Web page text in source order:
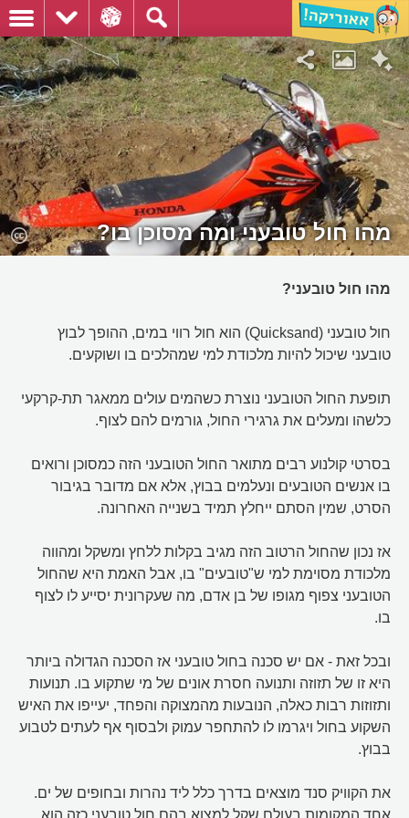
מהו חול טובעני ומה מסוכן בו?
מהו חול טובעני?
חול טובעני (Quicksand) הוא חול רווי במים, ההופך לבוץ
טובעני שיכול להיות מלכודת למי שמהלכים בו ושוקעים.
תופעת החול הטובעני נוצרת כשהמים עולים ממאגר תת-קרקעי
כלשהו ומעלים את גרגירי החול, גורמים להם לצוף.
בסרטי קולנוע רבים מתואר החול הטובעני הזה כמסוכן ורואים
בו אנשים הטובעים ונעלמים בבוץ, אלא אם מדובר בגיבור
הסרט, שמין הסתם ייחלץ תמיד בשנייה האחרונה.
אז נכון שהחול הרטוב הזה מגיב בקלות ללחץ ומשקל ומהווה
מלכודת מסוימת למי ש"טובעים" בו, אבל האמת היא שהחול
הטובעני צפוף מגופו של בן אדם, מה שעקרונית יסייע לו לצוף
בו.
ובכל זאת - אם יש סכנה בחול טובעני אז הסכנה הגדולה ביותר
היא זו של תזוזה ותנועה חסרת אונים של מי שתקוע בו. תנועות
ותזוזות רבות כאלה, הנובעות מהמצוקה והפחד, יעייפו את האיש
השקוע בחול ויגרמו לו להתחפר עמוק ולבסוף אף לעתים לטבוע
בבוץ.
את הקוויק סנד מוצאים בדרך כלל ליד נהרות ובחופים של ים.
אחד המקומות בעולם שקל למצוא בהם חול טובעני כזה הוא